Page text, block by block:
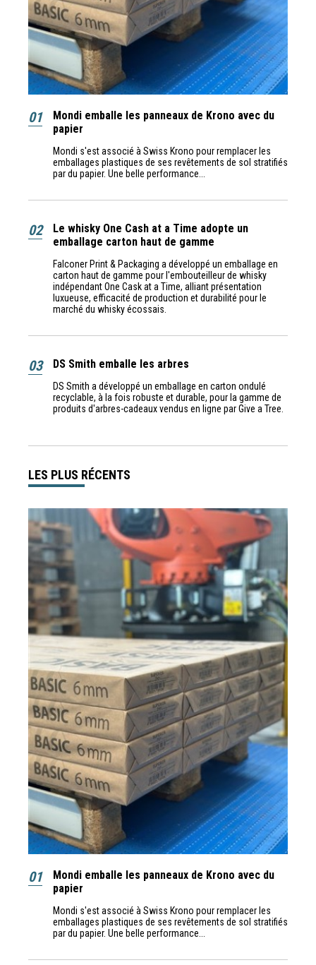
01
Mondi emballe les panneaux de Krono avec du
papier
Mondi s'est associé à Swiss Krono pour remplacer les
emballages plastiques de ses revêtements de sol stratifiés
par du papier. Une belle performance...
02
Le whisky One Cash at a Time adopte un
emballage carton haut de gamme
Falconer Print & Packaging a développé un emballage en
carton haut de gamme pour l'embouteilleur de whisky
indépendant One Cask at a Time, alliant présentation
luxueuse, efficacité de production et durabilité pour le
marché du whisky écossais.
03 DS Smith emballe les arbres
DS Smith a développé un emballage en carton ondulé
recyclable, à la fois robuste et durable, pour la gamme de
produits d'arbres-cadeaux vendus en ligne par Give a Tree.
LES PLUS RÉCENTS
01
Mondi emballe les panneaux de Krono avec du
papier
Mondi s'est associé à Swiss Krono pour remplacer les
emballages plastiques de ses revêtements de sol stratifiés
par du papier. Une belle performance...